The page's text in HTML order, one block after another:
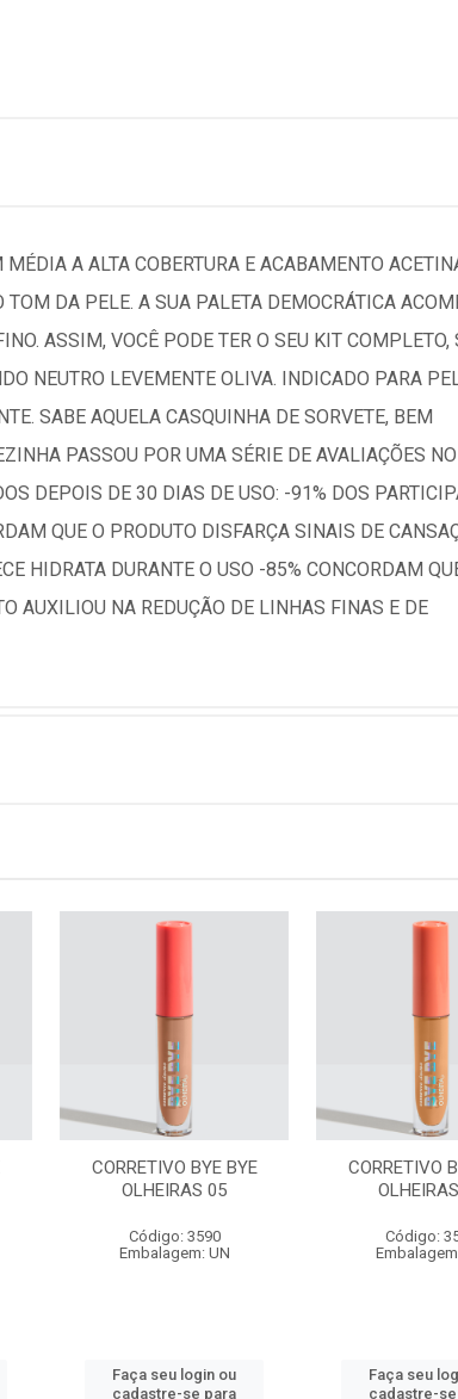
A ALTA COBERTURA E ACABAMENTO
DA PELE. A SUA PALETA DEMOCRÁTICA
ASSIM, VOCÊ PODE TER O SEU KIT COMPLETO,
NEUTRO LEVEMENTE OLIVA. INDICADO PARA
SABE AQUELA CASQUINHA DE SORVETE, BEM
PASSOU POR UMA SÉRIE DE AVALIAÇÕES NO
DEPOIS DE 30 DIAS DE USO: -91% DOS
QUE O PRODUTO DISFARÇA SINAIS DE
HIDRATA DURANTE O USO -85% CONCORDAM
AUXILIOU NA REDUÇÃO DE LINHAS FINAS E DE
CORRETIVO BYE BYE
OLHEIRAS 05
Código: 3590
Embalagem: UN
Faça seu login ou
cadastre-se para
CORRETIVO
Código:
Faça seu
cadastre-